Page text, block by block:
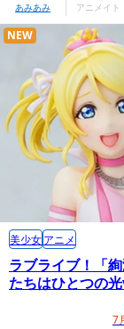
あみあみ アニメイト
ラブライブ！「
たちはひとつの光
7
NEW
美少女アニメ